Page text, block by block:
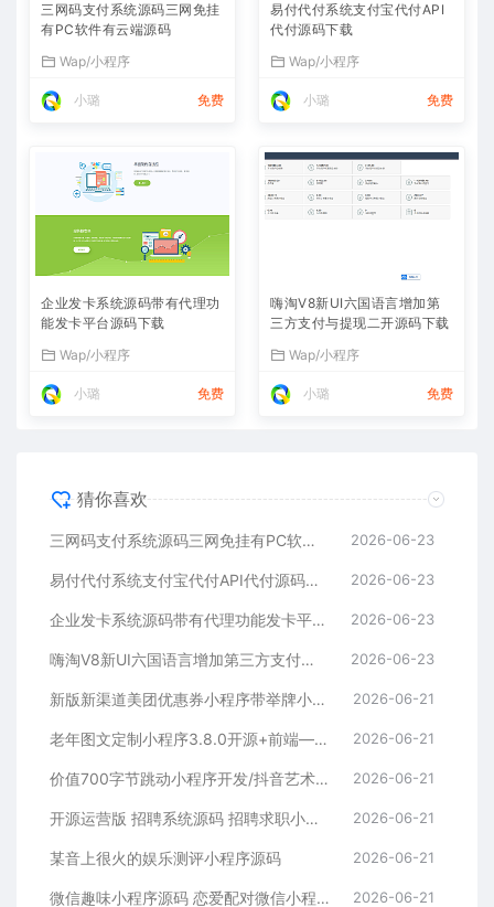
三网码支付系统源码三网免挂
有PC软件有云端源码
Wap/小程序
小璐 免费
易付代付系统支付宝代付API
代付源码下载
Wap/小程序
小璐 免费
企业发卡系统源码带有代理功
能发卡平台源码下载
Wap/小程序
小璐 免费
嗨淘V8新UI六国语言增加第
三方支付与提现二开源码下载
Wap/小程序
小璐 免费
猜你喜欢
三网码支付系统源码三网免挂有PC软件有云端源码 2026-06-23
易付代付系统支付宝代付API代付源码下载 2026-06-23
企业发卡系统源码带有代理功能发卡平台源码下载 2026-06-23
嗨淘V8新UI六国语言增加第三方支付与提现二开源码下载 2026-06-23
新版新渠道美团优惠券小程序带举牌小人带菜谱+流量主模式 2026-06-21
老年图文定制小程序3.8.0开源+前端—个性化定制服务 2026-06-21
价值700字节跳动小程序开发/抖音艺术签名小程序源码/艺术签名设计小程序源码 2026-06-21
开源运营版 招聘系统源码 招聘求职小程序源码 支持在线报名参加招聘 2026-06-21
某音上很火的娱乐测评小程序源码 2026-06-21
微信趣味小程序源码 恋爱配对微信小程序源码 星座男女配对微信小程序源码 2026-06-21